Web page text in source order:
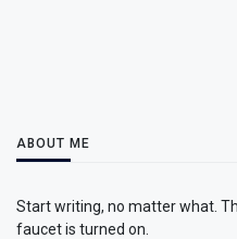
ABOUT ME
Start writing, no matter what.
faucet is turned on.